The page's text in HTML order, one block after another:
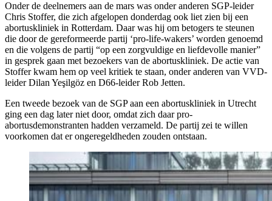
Onder de deelnemers aan de mars was onder anderen SGP-leider
Chris Stoffer, die zich afgelopen donderdag ook liet zien bij een
abortuskliniek in Rotterdam. Daar was hij om betogers te steunen
die door de gereformeerde partij ‘pro-life-wakers’ worden genoemd
en die volgens de partij “op een zorgvuldige en liefdevolle manier”
in gesprek gaan met bezoekers van de abortuskliniek. De actie van
Stoffer kwam hem op veel kritiek te staan, onder anderen van VVD-
leider Dilan Yeşilgöz en D66-leider Rob Jetten.
Een tweede bezoek van de SGP aan een abortuskliniek in Utrecht
ging een dag later niet door, omdat zich daar pro-
abortusdemonstranten hadden verzameld. De partij zei te willen
voorkomen dat er ongeregeldheden zouden ontstaan.